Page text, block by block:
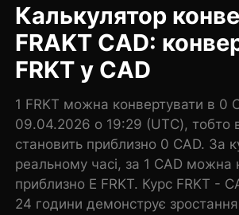
Калькулятор
FRAKT CAD:
FRKT у CAD
1 FRKT можна конвертувати в 0
09.04.2026 о 19:29 (UTC), тобто
становить приблизно 0 CAD. За
реальному часі, за 1 CAD можна
приблизно E FRKT. Курс FRKT -
24 години демонструє